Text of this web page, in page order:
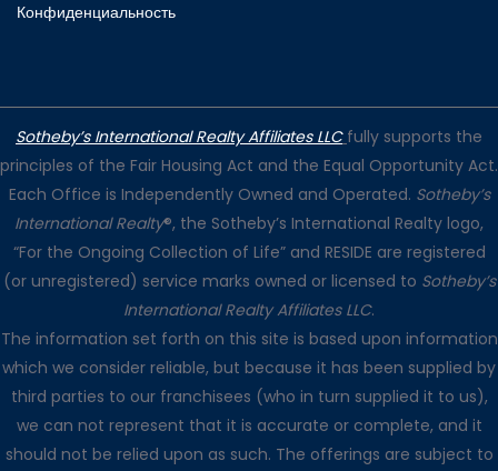
Конфиденциальность
Sotheby’s International Realty Affiliates LLC fully supports the
principles of the Fair Housing Act and the Equal Opportunity Act.
Each Office is Independently Owned and Operated. Sotheby’s
International Realty®, the Sotheby’s International Realty logo,
“For the Ongoing Collection of Life” and RESIDE are registered
(or unregistered) service marks owned or licensed to Sotheby’s
International Realty Affiliates LLC.
The information set forth on this site is based upon information
which we consider reliable, but because it has been supplied by
third parties to our franchisees (who in turn supplied it to us),
we can not represent that it is accurate or complete, and it
should not be relied upon as such. The offerings are subject to